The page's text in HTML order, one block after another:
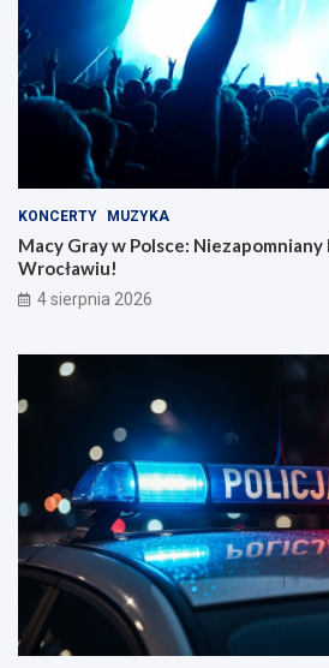
KONCERTY MUZYKA
Macy Gray w Polsce:
Wrocławiu!
4 sierpnia 2026